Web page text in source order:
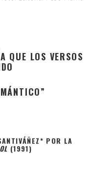
QUE LOS VERSOS
POR LA
(1991)